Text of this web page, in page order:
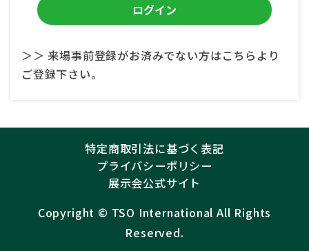
＞＞ 来場事前登録がお済みでない方はこちらより
ご登録下さい。
特定商取引法に基づく表記
プライバシーポリシー
展示会公式サイト
Copyright ©︎ TSO International All Rights
Reserved.